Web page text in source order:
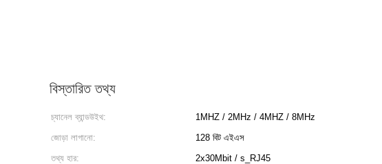
বিস্তারিত তথ্য
চ্যানেল ব্যান্ডউইথ: 1MHZ / 2MHz / 4MHZ / 8MHz
জোড়া লাগানো:
128 বিট এইএস
তথ্য হার:
2x30Mbit / s_RJ45